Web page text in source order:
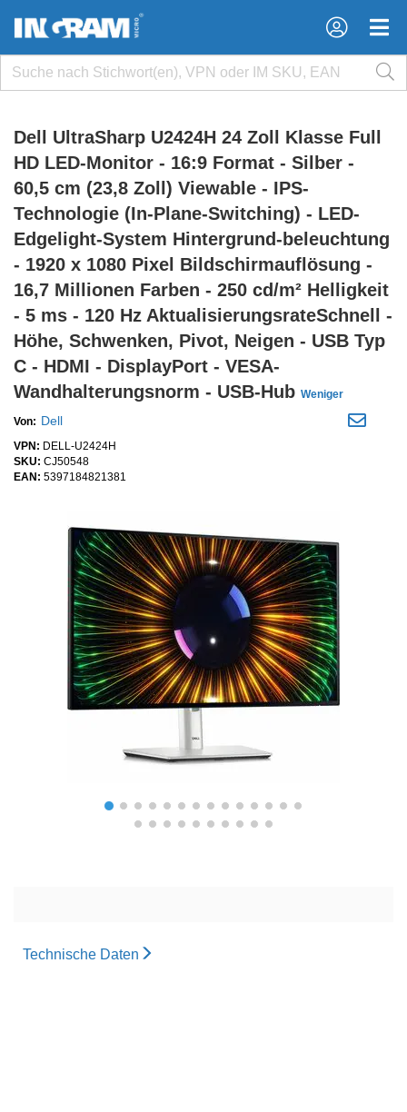
×
×
Dell UltraSharp U2424H 24 Zoll Klasse Full
HD LED-Monitor - 16:9 Format - Silber -
60,5 cm (23,8 Zoll) Viewable - IPS-
Technologie (In-Plane-Switching) - LED-
Edgelight-System Hintergrund-beleuchtung
- 1920 x 1080 Pixel Bildschirmauflösung -
16,7 Millionen Farben - 250 cd/m² Helligkeit
- 5 ms - 120 Hz AktualisierungsrateSchnell -
Höhe, Schwenken, Pivot, Neigen - USB Typ
C - HDMI - DisplayPort - VESA-
Wandhalterungsnorm - USB-Hub Weniger
Von: Dell
VPN: DELL-U2424H
SKU: CJ50548
EAN: 5397184821381
Technische Daten